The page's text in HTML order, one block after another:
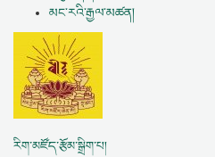
མང་རའི་རྒྱལ་མཚན།
རིག་མཛོད་རྩོམ་སྒྲིག་པ།